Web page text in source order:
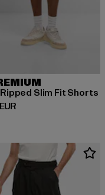
Slim Fit Shorts
42,74 EUR